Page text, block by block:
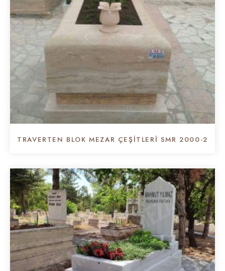
TRAVERTEN BLOK MEZAR ÇEŞİTLERİ SMR 2000-2